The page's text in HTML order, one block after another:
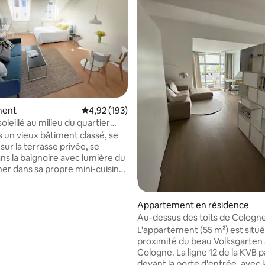
la base de 221 commentaires : 4,9 sur 5
Évaluation moyenne sur la base de 193
4,92 (193)
au milieu du quartier
un vieux bâtiment classé, se
la terrasse privée, se
la baignoire avec lumière du
dans sa propre mini-cuisine.
Appartement en résidence
Au-dessus des toits de
balcon et vue sur la cathédrale
L'appartement (55 m²) est
proximité du beau Volksgarten
Cologne. La ligne 12 de la KVB